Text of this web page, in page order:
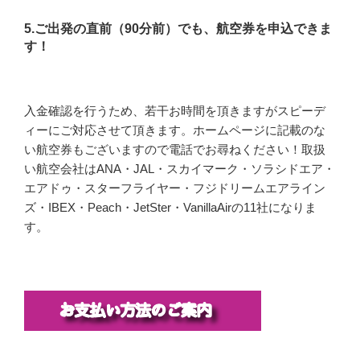
5.ご出発の直前（90分前）でも、航空券を申込できま
す！
入金確認を行うため、若干お時間を頂きますがスピーデ
ィーにご対応させて頂きます。ホームページに記載のな
い航空券もございますので電話でお尋ねください！取扱
い航空会社はANA・JAL・スカイマーク・ソラシドエア・
エアドゥ・スターフライヤー・フジドリームエアライン
ズ・IBEX・Peach・JetSter・VanillaAirの11社になりま
す。